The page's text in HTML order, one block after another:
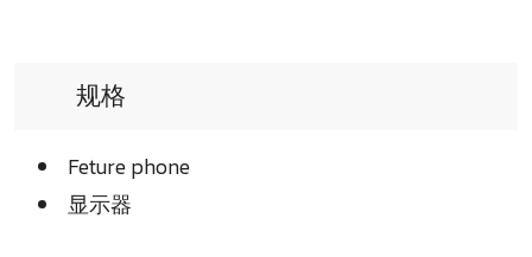
规格
Feture phone
显示器